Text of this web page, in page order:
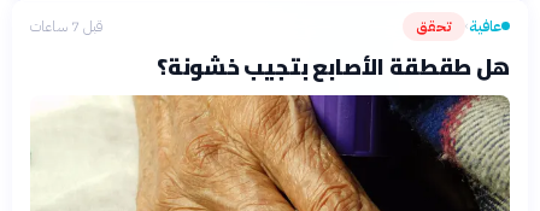
عافية› تحقق قبل 7 ساعات
هل طقطقة الأصابع بتجيب خشونة؟